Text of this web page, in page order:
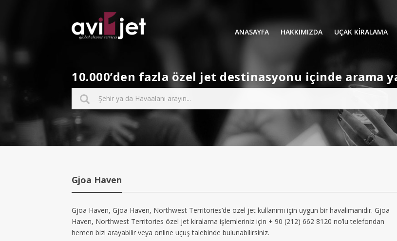
ANASAYFA HAKKIMIZDA UÇAK KİRALAMA
İŞ GEZİLERİ
AVİONE JET CARD
10.000’den fazla özel jet destinasyonu içinde arama
Gjoa Haven
Gjoa Haven, Gjoa Haven, Northwest Territories’de özel jet kullanımı için uygun bir havalimanıdır. Gjoa
Haven, Northwest Territories özel jet kiralama işlemleriniz için + 90 (212) 662 8120 no’lu telefondan
hemen bizi arayabilir veya online uçuş talebinde bulunabilirsiniz.